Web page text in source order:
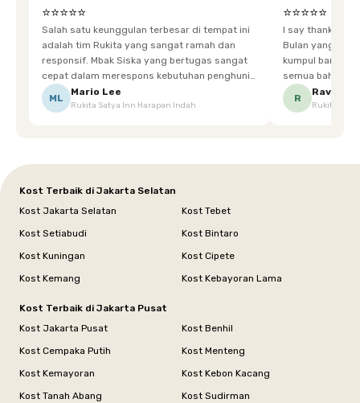
⭐⭐⭐⭐⭐
Salah satu keunggulan terbesar di tempat ini
adalah tim Rukita yang sangat ramah dan
responsif. Mbak Siska yang bertugas sangat
cepat dalam merespons kebutuhan penghuni.
Ketika saya meminta keset karena sempat
terpeleset, permintaan tersebut langsung
ML
Mario Lee
Rukita Satya Inn Harapan Indah
⭐⭐⭐⭐⭐
I say thankyou
Bulan yang super happy! banyak
kumpul bareng
semua bahagia
mgkn saran dari air aja & kebersihan lebih di
R
Ravena
Rukita
Kost Terbaik di Jakarta Selatan
Kost Jakarta Selatan
Kost Tebet
Kost Setiabudi
Kost Bintaro
Kost Kuningan
Kost Cipete
Kost Kemang
Kost Kebayoran Lama
Kost Terbaik di Jakarta Pusat
Kost Jakarta Pusat
Kost Benhil
Kost Cempaka Putih
Kost Menteng
Kost Kemayoran
Kost Kebon Kacang
Kost Tanah Abang
Kost Sudirman